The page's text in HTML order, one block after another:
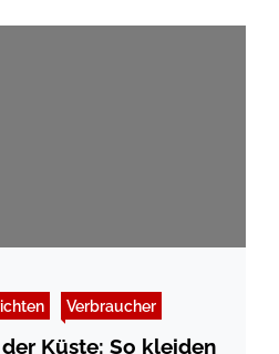
Verbraucher
Küste: So kleiden